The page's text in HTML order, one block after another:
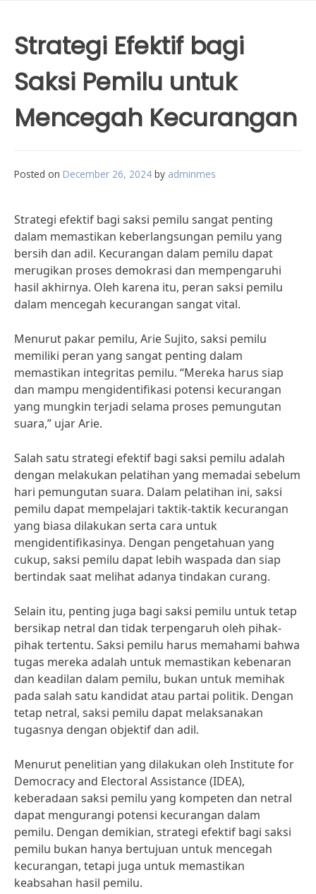
Strategi Efektif bagi
Saksi Pemilu untuk
Mencegah Kecurangan
Posted on December 26, 2024 by adminmes
Strategi efektif bagi saksi pemilu sangat penting
dalam memastikan keberlangsungan pemilu yang
bersih dan adil. Kecurangan dalam pemilu dapat
merugikan proses demokrasi dan mempengaruhi
hasil akhirnya. Oleh karena itu, peran saksi pemilu
dalam mencegah kecurangan sangat vital.
Menurut pakar pemilu, Arie Sujito, saksi pemilu
memiliki peran yang sangat penting dalam
memastikan integritas pemilu. “Mereka harus siap
dan mampu mengidentifikasi potensi kecurangan
yang mungkin terjadi selama proses pemungutan
suara,” ujar Arie.
Salah satu strategi efektif bagi saksi pemilu adalah
dengan melakukan pelatihan yang memadai sebelum
hari pemungutan suara. Dalam pelatihan ini, saksi
pemilu dapat mempelajari taktik-taktik kecurangan
yang biasa dilakukan serta cara untuk
mengidentifikasinya. Dengan pengetahuan yang
cukup, saksi pemilu dapat lebih waspada dan siap
bertindak saat melihat adanya tindakan curang.
Selain itu, penting juga bagi saksi pemilu untuk tetap
bersikap netral dan tidak terpengaruh oleh pihak-
pihak tertentu. Saksi pemilu harus memahami bahwa
tugas mereka adalah untuk memastikan kebenaran
dan keadilan dalam pemilu, bukan untuk memihak
pada salah satu kandidat atau partai politik. Dengan
tetap netral, saksi pemilu dapat melaksanakan
tugasnya dengan objektif dan adil.
Menurut penelitian yang dilakukan oleh Institute for
Democracy and Electoral Assistance (IDEA),
keberadaan saksi pemilu yang kompeten dan netral
dapat mengurangi potensi kecurangan dalam
pemilu. Dengan demikian, strategi efektif bagi saksi
pemilu bukan hanya bertujuan untuk mencegah
kecurangan, tetapi juga untuk memastikan
keabsahan hasil pemilu.